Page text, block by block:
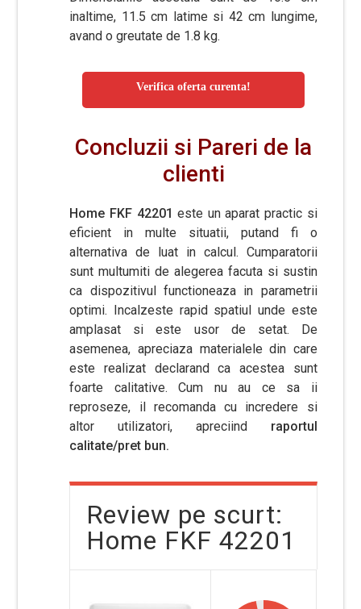
inaltime, 11.5 cm latime si 42 cm lungime,
avand o greutate de 1.8 kg.
Verifica oferta curenta!
Concluzii si Pareri de la
clienti
Home FKF 42201este un aparat practic si
eficient in multe situatii, putand fi o
alternativa de luat in calcul. Cumparatorii
sunt multumiti de alegerea facuta si sustin
ca dispozitivul functioneaza in parametrii
optimi. Incalzeste rapid spatiul unde este
amplasat si este usor de setat. De
asemenea, apreciaza materialele din care
este realizat declarand ca acestea sunt
foarte calitative. Cum nu au ce sa ii
reproseze, il recomanda cu incredere si
altor utilizatori, apreciind raportul
calitate/pret bun.
Review pe scurt:
Home FKF 42201